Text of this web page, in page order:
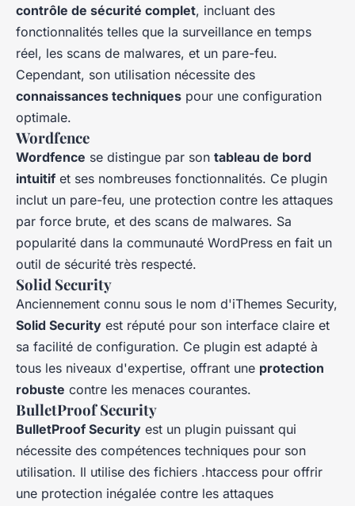
contrôle de sécurité complet, incluant des
fonctionnalités telles que la surveillance en temps
réel, les scans de malwares, et un pare-feu.
Cependant, son utilisation nécessite des
connaissances techniques pour une configuration
optimale.
Wordfence
Wordfence se distingue par son tableau de bord
intuitif et ses nombreuses fonctionnalités. Ce plugin
inclut un pare-feu, une protection contre les attaques
par force brute, et des scans de malwares. Sa
popularité dans la communauté WordPress en fait un
outil de sécurité très respecté.
Solid Security
Anciennement connu sous le nom d'iThemes Security,
Solid Security est réputé pour son interface claire et
sa facilité de configuration. Ce plugin est adapté à
tous les niveaux d'expertise, offrant une protection
robuste contre les menaces courantes.
BulletProof Security
BulletProof Security est un plugin puissant qui
nécessite des compétences techniques pour son
utilisation. Il utilise des fichiers .htaccess pour offrir
une protection inégalée contre les attaques